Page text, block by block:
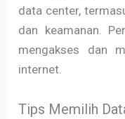
data center,
dan keamanan.
mengakses dan
internet.
Tips Memilih